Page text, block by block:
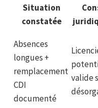
Situation
constatée
Absences
longues +
remplacement
CDI
documenté
valide